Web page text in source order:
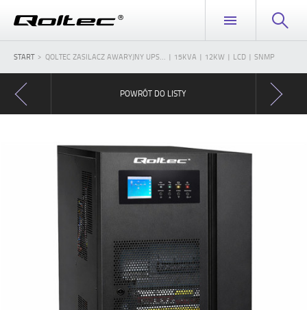
START QOLTEC ZASILACZ AWARYJNY UPS... | 15KVA | 12KW | LCD | SNMP
POWRÓT DO LISTY